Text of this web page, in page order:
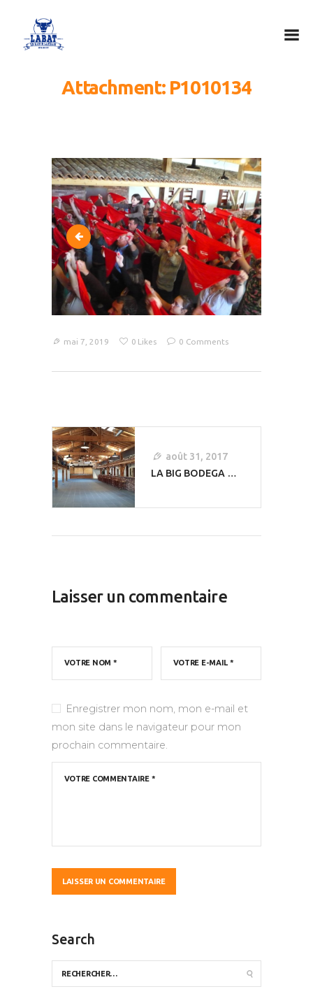
Attachment: P1010134
Groupes / C.E.
Contact
20180531_120302
mai 7, 2019 0 Likes 0 Comments
Navigation
De
L’article
août 31, 2017
LA BIG BODEGA …
Laisser un commentaire
Enregistrer mon nom, mon e-mail et
mon site dans le navigateur pour mon
prochain commentaire.
Search